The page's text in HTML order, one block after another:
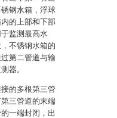
钢水箱，浮球
的上部和下部
监测最高水
不锈钢水箱的
第二管道与输
器。
的多根第三管
三管道的末端
一端封闭，出